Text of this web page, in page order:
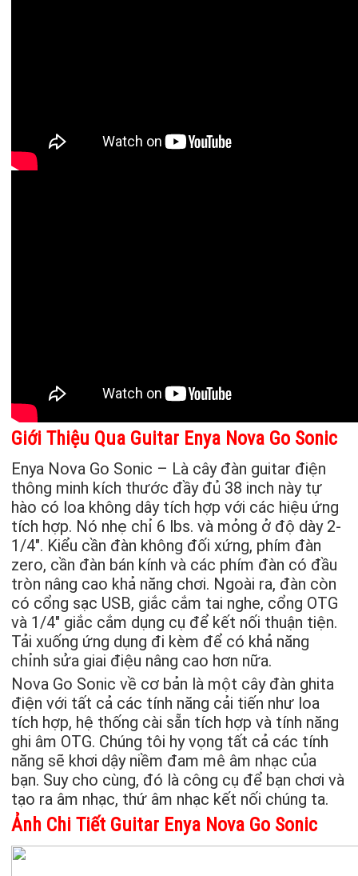
Giới Thiệu Qua Guitar Enya Nova Go Sonic
Enya Nova Go Sonic – Là cây đàn guitar điện
thông minh kích thước đầy đủ 38 inch này tự
hào có loa không dây tích hợp với các hiệu ứng
tích hợp. Nó nhẹ chỉ 6 lbs. và mỏng ở độ dày 2-
1/4″. Kiểu cần đàn không đối xứng, phím đàn
zero, cần đàn bán kính và các phím đàn có đầu
tròn nâng cao khả năng chơi. Ngoài ra, đàn còn
có cổng sạc USB, giắc cắm tai nghe, cổng OTG
và 1/4″ giắc cắm dụng cụ để kết nối thuận tiện.
Tải xuống ứng dụng đi kèm để có khả năng
chỉnh sửa giai điệu nâng cao hơn nữa.
Nova Go Sonic về cơ bản là một cây đàn ghita
điện với tất cả các tính năng cải tiến như loa
tích hợp, hệ thống cài sẵn tích hợp và tính năng
ghi âm OTG. Chúng tôi hy vọng tất cả các tính
năng sẽ khơi dậy niềm đam mê âm nhạc của
bạn. Suy cho cùng, đó là công cụ để bạn chơi và
tạo ra âm nhạc, thứ âm nhạc kết nối chúng ta.
Ảnh Chi Tiết Guitar Enya Nova Go Sonic